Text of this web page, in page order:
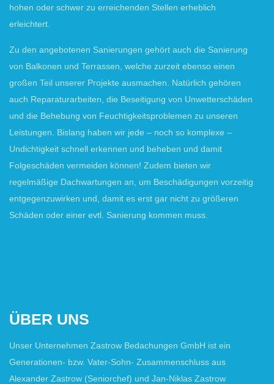
hohen oder schwer zu erreichenden Stellen erheblich
erleichtert.
Zu den angebotenen Sanierungen gehört auch die Sanierung
von Balkonen und Terrassen, welche zurzeit ebenso einen
großen Teil unserer Projekte ausmachen. Natürlich gehören
auch Reparaturarbeiten, die Beseitigung von Unwetterschäden
und die Behebung von Feuchtigkeitsproblemen zu unseren
Leistungen. Bislang haben wir jede – noch so komplexe –
Undichtigkeit schnell erkennen und beheben und damit
Folgeschäden vermeiden können! Zudem bieten wir
regelmäßige Dachwartungen an, um Beschädigungen vorzeitig
entgegenzuwirken und, damit es erst gar nicht zu größeren
Schäden oder einer evtl. Sanierung kommen muss.
ÜBER UNS
Unser Unternehmen Zastrow Bedachungen GmbH ist ein
Generationen- bzw. Vater-Sohn- Zusammenschluss aus
Alexander Zastrow (Seniorchef) und Jan-Niklas Zastrow